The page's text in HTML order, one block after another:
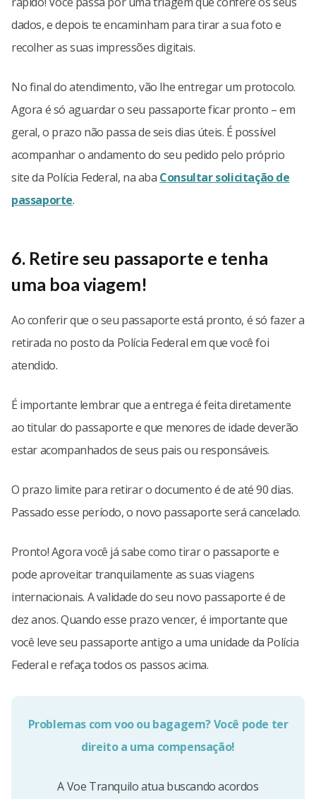
dados, e depois te encaminham para tirar a sua foto e
recolher as suas impressões digitais.
No final do atendimento, vão lhe entregar um protocolo.
Agora é só aguardar o seu passaporte ficar pronto – em
geral, o prazo não passa de seis dias úteis. É possível
acompanhar o andamento do seu pedido pelo próprio
site da Polícia Federal, na aba Consultar solicitação de
passaporte.
6. Retire seu passaporte e tenha
uma boa viagem!
Ao conferir que o seu passaporte está pronto, é só fazer a
retirada no posto da Polícia Federal em que você foi
atendido.
É importante lembrar que a entrega é feita diretamente
ao titular do passaporte e que menores de idade deverão
estar acompanhados de seus pais ou responsáveis.
O prazo limite para retirar o documento é de até 90 dias.
Passado esse período, o novo passaporte será cancelado.
Pronto! Agora você já sabe como tirar o passaporte e
pode aproveitar tranquilamente as suas viagens
internacionais. A validade do seu novo passaporte é de
dez anos. Quando esse prazo vencer, é importante que
você leve seu passaporte antigo a uma unidade da Polícia
Federal e refaça todos os passos acima.
Problemas com voo ou bagagem? Você pode ter
direito a uma compensação!
A Voe Tranquilo atua buscando acordos